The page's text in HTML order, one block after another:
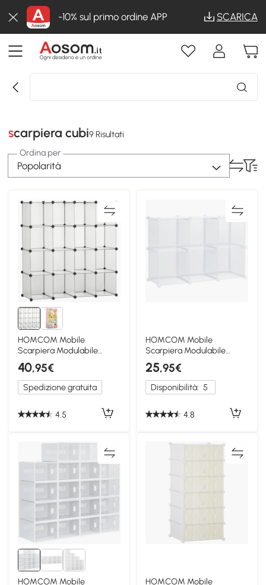
-10% sul primo ordine APP SCARICA
scarpiera cubi9 Risultati
Ordina per
Popolarità
HOMCOM Mobile
Scarpiera Modulabile
Salvaspazio 16 Cubi in
Acciaio e PP
40,95€
Spedizione gratuita
4.5
HOMCOM Mobile
Scarpiera Modulabile
Salvaspazio 6 Cubi in
Plastica PP
25,95€
Disponibilità: 5
4.8
HOMCOM Mobile
HOMCOM Mobile